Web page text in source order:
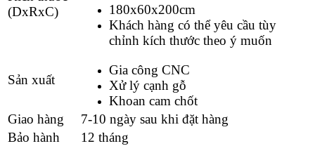
(DxRxC)
180x60x200cm
Khách hàng có thể yêu cầu tùy
chỉnh kích thước theo ý muốn
Sản xuất
Gia công CNC
Xử lý cạnh gỗ
Khoan cam chốt
Giao hàng
7-10 ngày sau khi đặt hàng
Bảo hành
12 tháng